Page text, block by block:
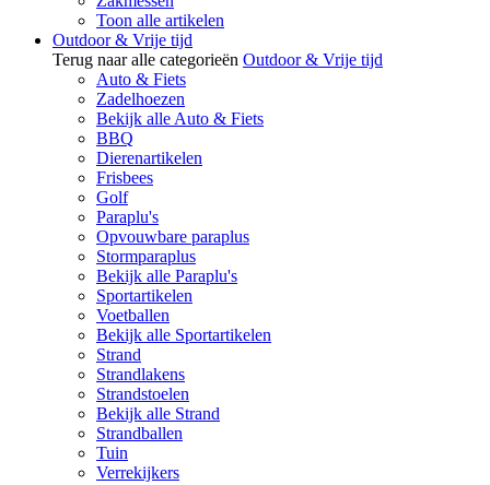
Toon alle artikelen
Outdoor & Vrije tijd
Terug naar alle categorieën Outdoor & Vrije tijd
Auto & Fiets
Zadelhoezen
Bekijk alle Auto & Fiets
BBQ
Dierenartikelen
Frisbees
Golf
Paraplu's
Opvouwbare paraplus
Stormparaplus
Bekijk alle Paraplu's
Sportartikelen
Voetballen
Bekijk alle Sportartikelen
Strand
Strandlakens
Strandstoelen
Bekijk alle Strand
Strandballen
Tuin
Verrekijkers